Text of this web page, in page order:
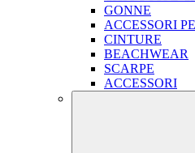
GONNE
ACCESSORI
CINTURE
BEACHWEAR
SCARPE
ACCESSORI